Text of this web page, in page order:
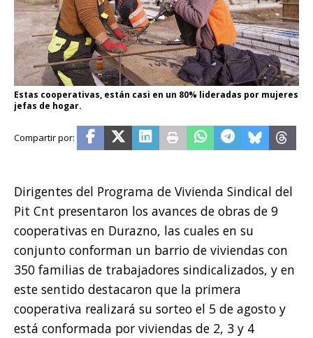
Estas cooperativas, están casi en un 80% lideradas por mujeres
jefas de hogar.
Dirigentes del Programa de Vivienda Sindical del
Pit Cnt presentaron los avances de obras de 9
cooperativas en Durazno, las cuales en su
conjunto conforman un barrio de viviendas con
350 familias de trabajadores sindicalizados, y en
este sentido destacaron que la primera
cooperativa realizará su sorteo el 5 de agosto y
está conformada por viviendas de 2, 3 y 4